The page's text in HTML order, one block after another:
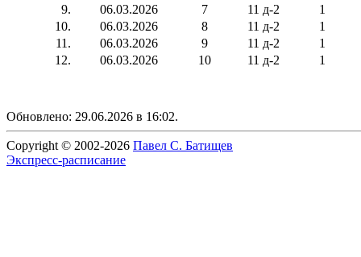
9.
06.03.2026 7 11 д-2
1
10.
06.03.2026 8 11 д-2
1
11.
06.03.2026 9 11 д-2
1
12.
06.03.2026 10 11 д-2 1
Обновлено: 29.06.2026 в 16:02.
Copyright © 2002-2026 Павел С. Батищев
Экспресс-расписание